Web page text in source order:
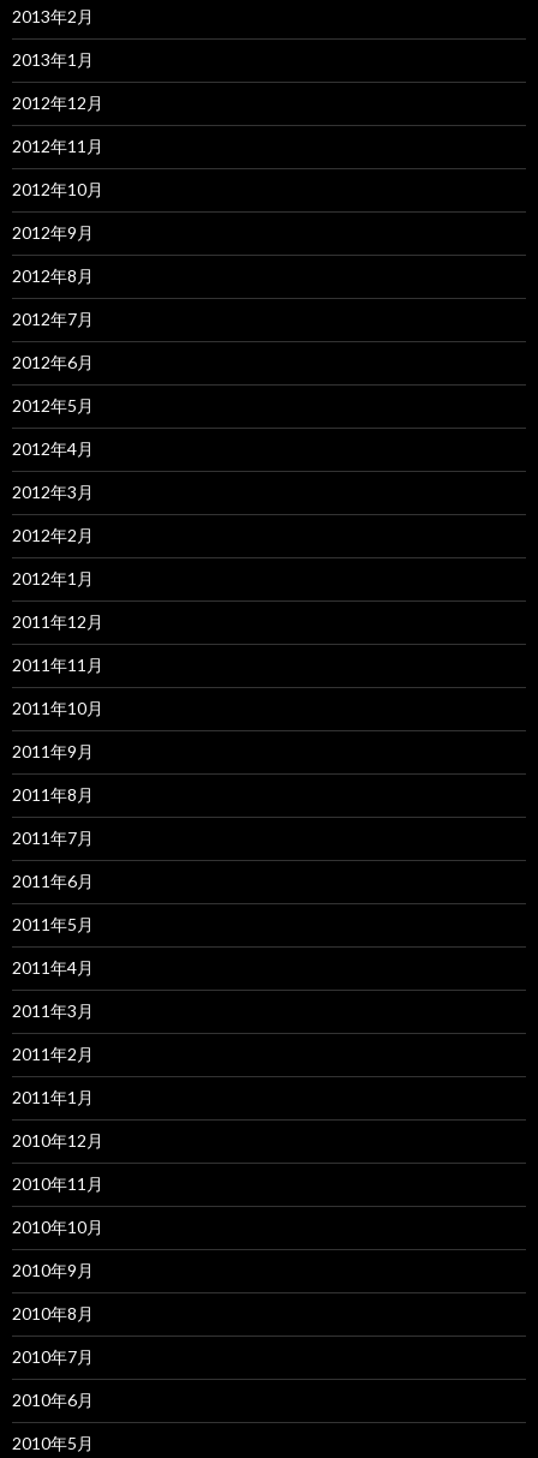
2013年2月
2013年1月
2012年12月
2012年11月
2012年10月
2012年9月
2012年8月
2012年7月
2012年6月
2012年5月
2012年4月
2012年3月
2012年2月
2012年1月
2011年12月
2011年11月
2011年10月
2011年9月
2011年8月
2011年7月
2011年6月
2011年5月
2011年4月
2011年3月
2011年2月
2011年1月
2010年12月
2010年11月
2010年10月
2010年9月
2010年8月
2010年7月
2010年6月
2010年5月